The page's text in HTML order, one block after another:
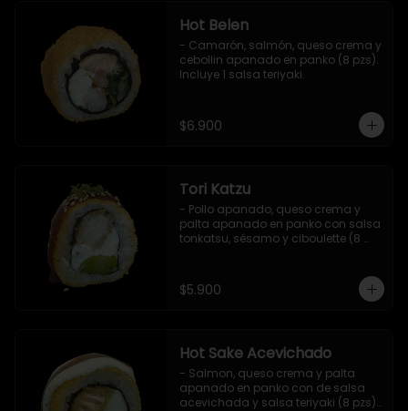
Hot Belen
- Camarón, salmón, queso crema y
cebollin apanado en panko (8 pzs).
Incluye 1 salsa teriyaki.
$6.900
Tori Katzu
- Pollo apanado, queso crema y
palta apanado en panko con salsa
tonkatsu, sésamo y ciboulette (8
$5.900
Hot Sake Acevichado
- Salmon, queso crema y palta
apanado en panko con de salsa
acevichada y salsa teriyaki (8 pzs).